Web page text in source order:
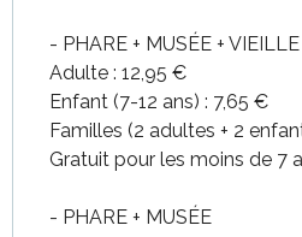
- PHARE + MUSÉE +
Adulte : 12,95 €
Enfant (7-12 ans) : 7,65 €
Familles (2 adultes + 2
Gratuit pour les moins de 7
- PHARE + MUSÉE